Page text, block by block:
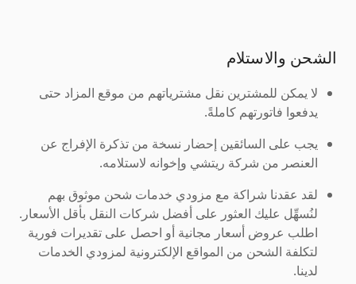
الشحن والاستلام
لا يمكن للمشترين نقل مشترياتهم من موقع المزاد حتى
يدفعوا فاتورتهم كاملةً.
يجب على السائقين إحضار نسخة من تذكرة الإفراج عن
العنصر من شركة ريتشي وإخوانه لاستلامه.
لقد عقدنا شراكة مع مزودي خدمات شحن موثوق بهم
لنُسهِّل عليك العثور على أفضل شركات النقل بأقل الأسعار.
اطلب عروض أسعار مجانية أو احصل على تقديرات فورية
لتكلفة الشحن من المواقع الإلكترونية لمزودي الخدمات
لدينا.